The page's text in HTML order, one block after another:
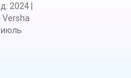
: 2024
Versha
июль